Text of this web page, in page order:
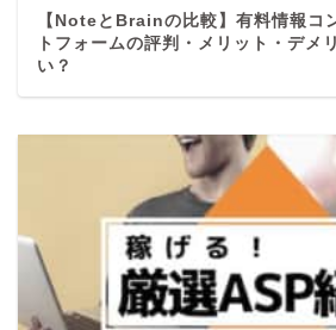
【NoteとBrainの比較】有料情報コ
トフォームの評判・メリット・デメ
い？